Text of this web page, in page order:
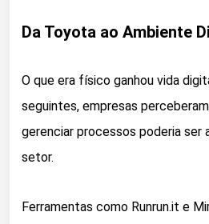
Da Toyota ao Ambiente
O que era físico ganhou vida
seguintes, empresas
gerenciar processos poderia ser
setor.
Ferramentas como Runrun.it e